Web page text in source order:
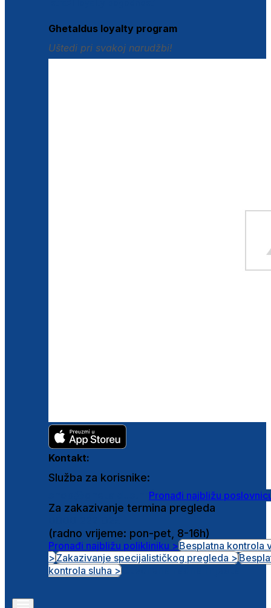
Ghetaldus loyalty program
Uštedi pri svakoj narudžbi!
Kontakt:
Služba za korisnike:
Pronađi najbližu
Za zakazivanje termina pregleda
(radno vrijeme: pon-pet, 8-16h)
Pronađi najbližu polikliniku >Besplatna kontrola
>Zakazivanje specijalističkog pregleda >
kontrola sluha >